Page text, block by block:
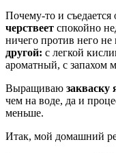
Почему-то и
черствеет спокойно
ничего против него
другой: с легкой
ароматный, с запахом
Выращиваю закваску
чем на воде, да и
меньше.
Итак, мой домашний